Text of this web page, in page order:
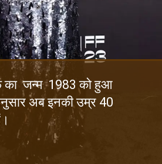
कटरीना कैफ का जन्म 1983 को हुआ
था जिसके अनुसार अब इनकी उम्र 40
साल हो गई हैं।